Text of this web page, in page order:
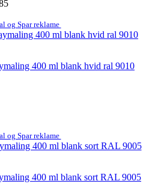
og Spar reklame
400 ml blank hvid ral 9010
og Spar reklame
400 ml blank sort RAL 9005